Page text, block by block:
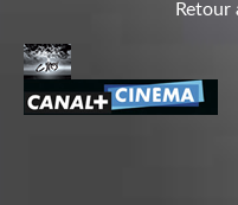
Retour